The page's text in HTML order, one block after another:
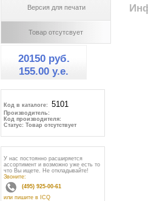
Версия для печати
Товар отсутсвует
20150 руб.
155.00 y.e.
Код в каталоге:
Производитель:
Код производителя:
Статус: Товар отсутствует
У нас постоянно расширяется
ассортимент и возможно уже есть то
что Вы ищете. Не откладывайте!
Звоните:
(495) 925-00-61
или пишите в ICQ